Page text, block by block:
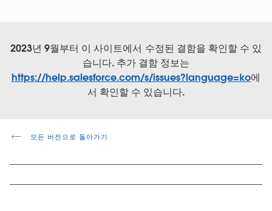
2023년 9월부터 이 사이트에서 수정된 결함을 확인할 수 있
습니다. 추가 결함 정보는
https://help.salesforce.com/s/issues?language=ko에
서 확인할 수 있습니다.
모든 버전으로 돌아가기